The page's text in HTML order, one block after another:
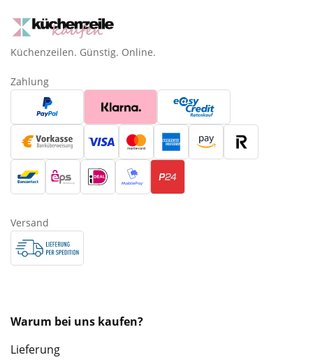
Küchenzeilen. Günstig. Online.
Zahlung
Versand
Warum bei uns kaufen?
Lieferung